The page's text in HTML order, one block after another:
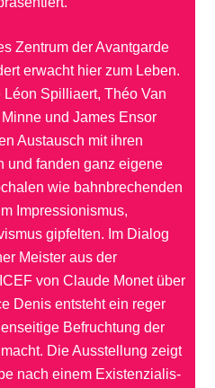
Zentrum der Avantgarde
erwacht hier zum Leben.
Spilliaert, Théo Van
und James Ensor
Aus­tausch mit ihren
und fanden ganz eigene
wie bahnbrechenden
Impressionismus,
gipfelten. Im Dialog
Meister aus der
von Claude Monet über
Denis entsteht ein reger
Befruchtung der
Die Ausstellung zeigt
nach einem Existenzialis­